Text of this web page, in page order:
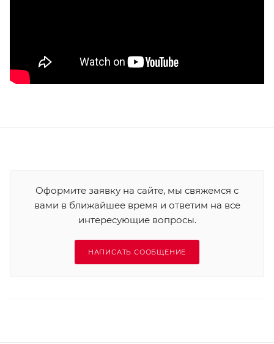
Оформите заявку на сайте, мы свяжемся с
вами в ближайшее время и ответим на все
интересующие вопросы.
НАПИСАТЬ СООБЩЕНИЕ